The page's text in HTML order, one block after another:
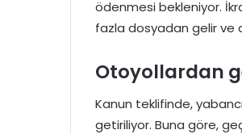
ödenmesi bekleniyor.
fazla dosyadan gelir ve
Otoyollardan
Kanun teklifinde,
getiriliyor. Buna göre,